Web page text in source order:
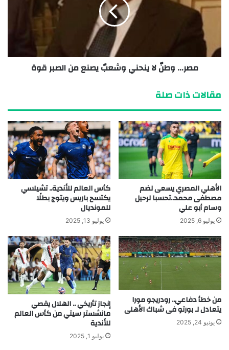
مصر… وطنٌ لا ينحني وشعبٌ يصنع من الصبر قوة
مقالات ذات صلة
الأهلي المصري يسعى لضم
مصطفى محمد..تحسبا لرحيل
وسام أبو علي
يوليو 6, 2025
كأس العالم للأندية.. تشيلسي
يكتسح باريس ويتوج بطلًا
للمونديال
يوليو 13, 2025
من خطأ دفاعي.. رودريجو مورا
يتعادل لـ بورتو فى شباك الأهلى
يونيو 24, 2025
إنجاز تأريخي .. الهلال يقصي
مانشستر سيتي من كأس العالم
للأندية
يوليو 1, 2025